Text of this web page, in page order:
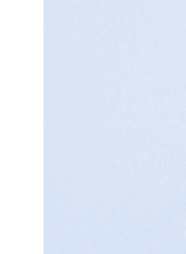
Nomor
Nomor
hampir
Selain